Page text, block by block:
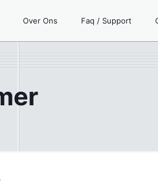
Over Ons Faq / Support